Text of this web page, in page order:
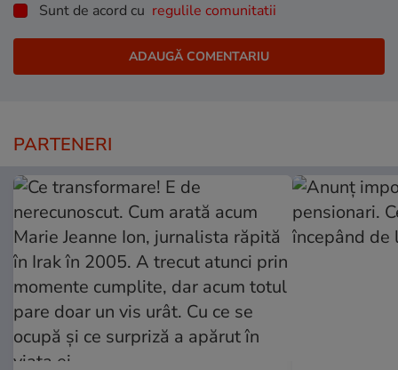
Sunt de acord cu regulile comunitatii
PARTENERI